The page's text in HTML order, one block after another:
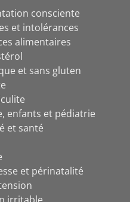
consciente
et intolérances
alimentaires
et sans gluten
enfants et pédiatrie
et santé
et périnatalité
irritable